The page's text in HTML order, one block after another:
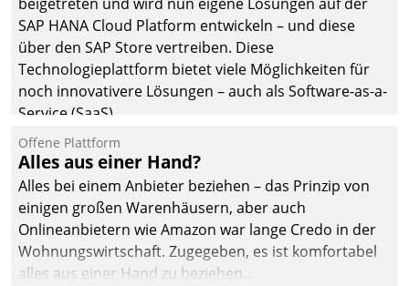
SAP HANA Cloud Platform entwickeln – und diese
über den SAP Store vertreiben. Diese
Technologieplattform bietet viele Möglichkeiten für
noch innovativere Lösungen – auch als Software-as-a-
Service (SaaS).
Offene Plattform
Alles aus einer Hand?
Alles bei einem Anbieter beziehen – das Prinzip von
einigen großen Warenhäusern, aber auch
Onlineanbietern wie Amazon war lange Credo in der
Wohnungswirtschaft. Zugegeben, es ist komfortabel
alles aus einer Hand zu beziehen...